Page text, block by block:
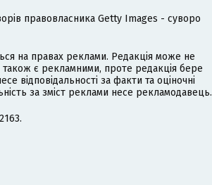
правовласника Getty Images - суворо
на правах реклами. Редакція може не
є рекламними, проте редакція бере
відповідальності за факти та оціночні
за зміст реклами несе рекламодавець.